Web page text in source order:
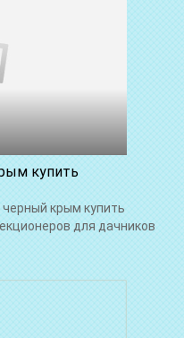
купить
крым купить
для дачников